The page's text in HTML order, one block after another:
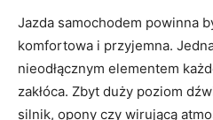
Jazda samochodem powinna
komfortowa i przyjemna.
nieodłącznym ⁢elementem
zakłóca. Zbyt duży poziom
silnik, opony‌ czy wirującą